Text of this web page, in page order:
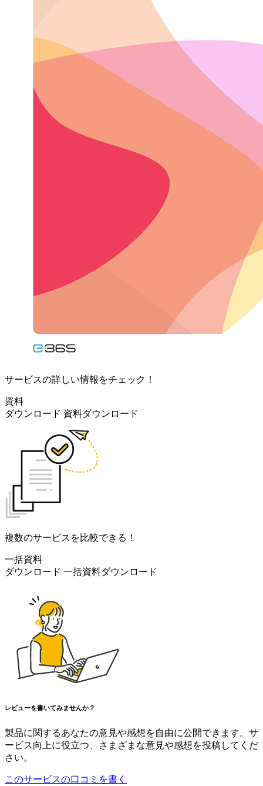
サービスの詳しい情報をチェック！
資料
ダウンロード 資料ダウンロード
複数のサービスを比較できる！
一括資料
ダウンロード 一括資料ダウンロード
レビューを書いてみませんか？
製品に関するあなたの意見や感想を自由に公開できます。サ
ービス向上に役立つ、さまざまな意見や感想を投稿してくだ
さい。
このサービスの口コミを書く